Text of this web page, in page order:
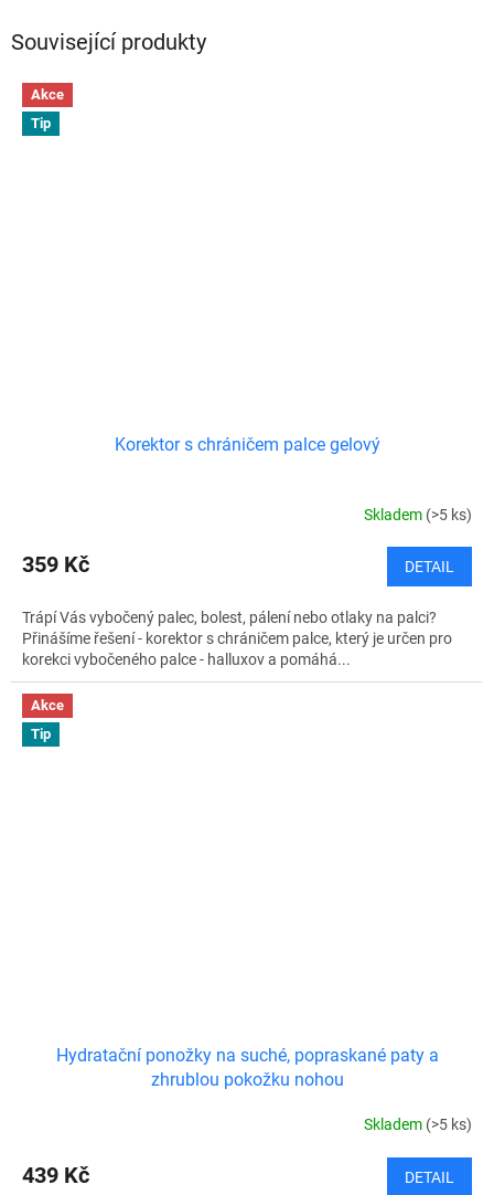
Související produkty
Akce
Tip
Korektor s chráničem palce gelový
Skladem (>5 ks)
359 Kč DETAIL
Trápí Vás vybočený palec, bolest, pálení nebo otlaky na palci?
Přinášíme řešení - korektor s chráničem palce, který je určen pro
korekci vybočeného palce - halluxov a pomáhá...
Akce
Tip
Hydratační ponožky na suché, popraskané paty a
zhrublou pokožku nohou
Skladem (>5 ks)
439 Kč DETAIL